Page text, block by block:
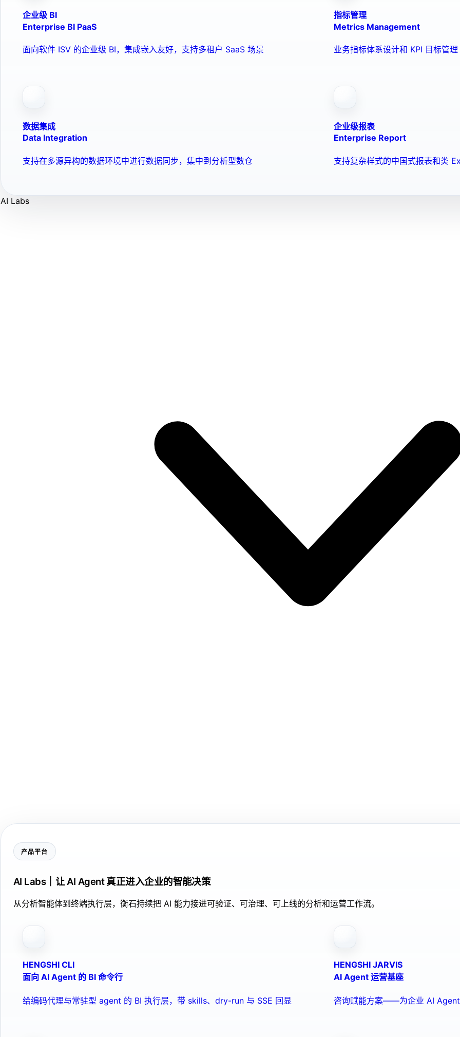
企业级 BI
Enterprise BI PaaS
面向软件 ISV 的企业级 BI，集成嵌入友好，支持多租户 SaaS 场景
指标管理
Metrics Management
业务指标体系设计和 KPI 目标管理
数据集成
Data Integration
支持在多源异构的数据环境中进行数据同步，集中到分析型数仓
企业级报表
Enterprise Report
支持复杂样式的中国式报表和类
AI Labs
产品平台
AI Labs｜让 AI Agent 真正进入企业的智能决策
从分析智能体到终端执行层，衡石持续把 AI 能力接进可验证、可治理、可上线的分析和运营工作流。
HENGSHI CLI
面向 AI Agent 的 BI 命令行
给编码代理与常驻型 agent 的 BI 执行层，带 skills、dry-run 与 SSE 回显
HENGSHI JARVIS
AI Agent 运营基座
咨询赋能方案——为企业 AI Agent